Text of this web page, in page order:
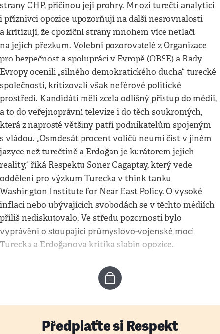
strany CHP, příčinou její prohry. Mnozí turečtí analytici
i příznivci opozice upozorňují na další nesrovnalosti
a kritizují, že opoziční strany mnohem více netlačí
na jejich přezkum. Volební pozorovatelé z Organizace
pro bezpečnost a spolupráci v Evropě (OBSE) a Rady
Evropy ocenili „silného demokratického ducha“ turecké
společnosti, kritizovali však neférové politické
prostředí. Kandidáti měli zcela odlišný přístup do médií,
a to do veřejnoprávní televize i do těch soukromých,
která z naprosté většiny patří podnikatelům spojeným
s vládou. „Osmdesát procent voličů neumí číst v jiném
jazyce než turečtině a Erdoğan je kurátorem jejich
reality,“ říká Respektu Soner Cagaptay, který vede
oddělení pro výzkum Turecka v think tanku
Washington Institute for Near East Policy. O vysoké
inflaci nebo ubývajících svobodách se v těchto médiích
příliš nediskutovalo. Ve středu pozornosti bylo
vyprávění o stoupající průmyslovo-vojenské moci
Turecka a Erdoğanova kritika slabin opozice.
Předplaťte si Respekt